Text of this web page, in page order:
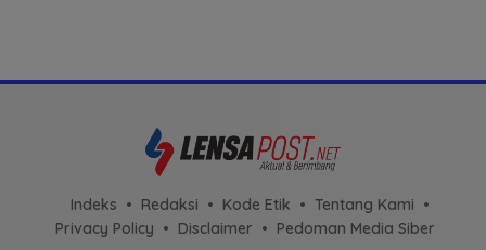
Indeks Redaksi Kode Etik
Tentang Kami
Privacy Policy
Disclaimer Pedoman Media Siber